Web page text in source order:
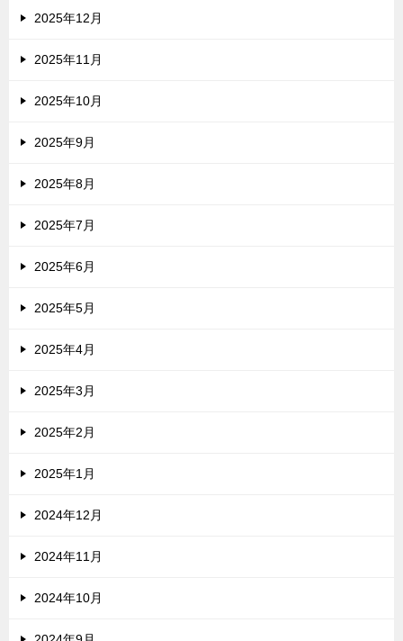
2025年12月
2025年11月
2025年10月
2025年9月
2025年8月
2025年7月
2025年6月
2025年5月
2025年4月
2025年3月
2025年2月
2025年1月
2024年12月
2024年11月
2024年10月